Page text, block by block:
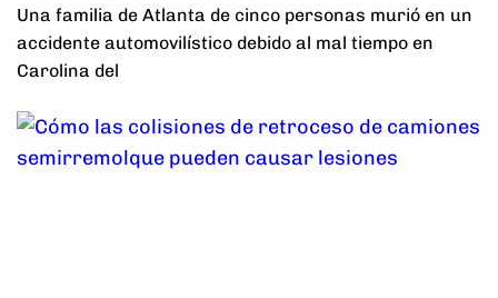
Una familia de Atlanta de cinco personas murió en un
accidente automovilístico debido al mal tiempo en
Carolina del